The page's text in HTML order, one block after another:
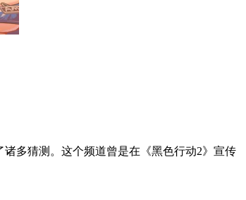
诸多猜测。这个频道曾是在《黑色行动2》宣传